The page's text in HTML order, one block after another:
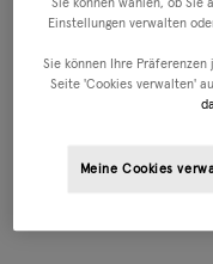
Sie können wählen, ob Sie
Einstellungen verwalten
Sie können Ihre
Seite 'Cookies verwalten'
Meine Cookies